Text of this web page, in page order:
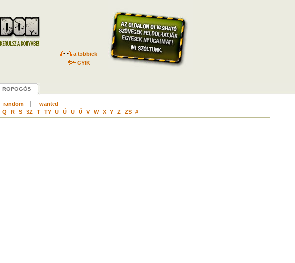
a többiek
GYIK
ROPOGÓS
random|
wanted
Q R S SZ T TY U Ú Ü Ű V W X Y Z ZS #